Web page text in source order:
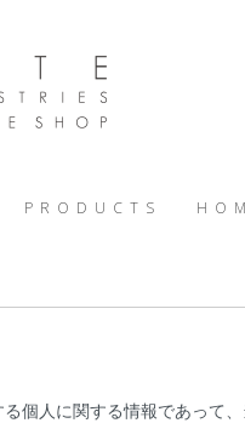
PRODUCTS
る個人に関する情報であっ